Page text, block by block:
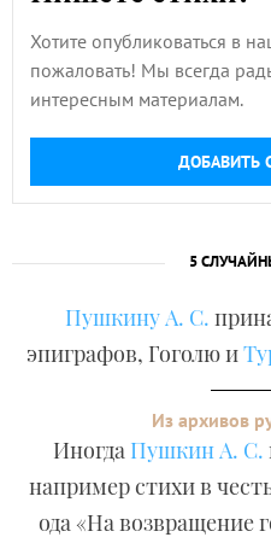
Хотите опубликоваться в
пожаловать! Мы всегда
интересным материалам.
ДОБАВИТЬ
5
Пушкину А. С.
эпиграфов, Гоголю и
Из архивов
Иногда Пушкин А. С.
например стихи в
ода «На возвращение